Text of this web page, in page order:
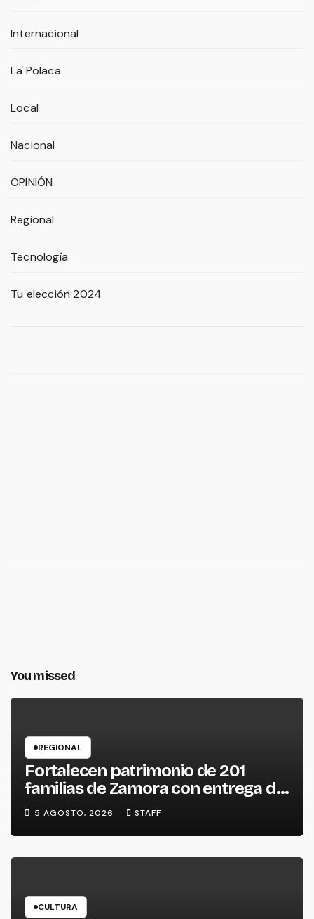
Internacional
La Polaca
Local
Nacional
OPINIÓN
Regional
Tecnología
Tu elección 2024
You missed
REGIONAL
Fortalecen patrimonio de 201
familias de Zamora con entrega de
escrituras
5 AGOSTO, 2026 STAFF
CULTURA